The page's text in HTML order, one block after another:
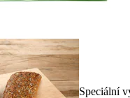
Speciální